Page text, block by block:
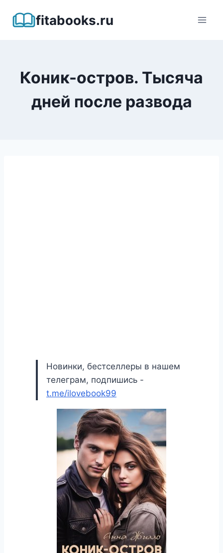
fitabooks.ru
Коник-остров. Тысяча
дней после развода
Новинки, бестселлеры в нашем
телеграм, подпишись -
t.me/ilovebook99